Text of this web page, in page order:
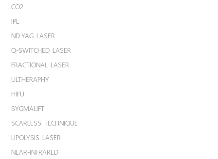
CO2
IPL
ND:YAG LASER
Q-SWITCHED LASER
FRACTIONAL LASER
ULTHERAPHY
HIFU
SYGMALIFT
SCARLESS TECHNIQUE
LIPOLYSIS LASER
NEAR-INFRARED